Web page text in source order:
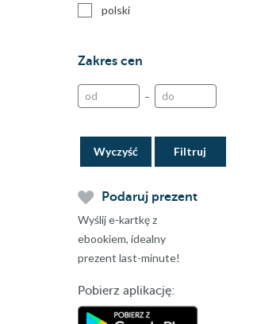
polski
Zakres cen
–
Wyczyść
Podaruj prezent
Wyślij e-kartkę z
ebookiem, idealny
prezent last-minute!
Pobierz aplikację: